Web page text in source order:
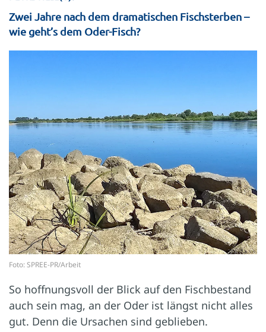
Zwei Jahre nach dem dramatischen Fischsterben –
wie geht’s dem Oder-Fisch?
Foto: SPREE-PR/Arbeit
So hoffnungsvoll der Blick auf den Fischbestand
auch sein mag, an der Oder ist längst nicht alles
gut. Denn die Ursachen sind geblieben.